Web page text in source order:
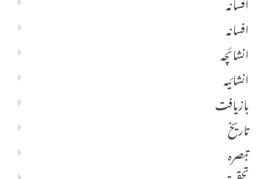
افسانہ
انشائچہ
انشائیہ
بازیافت
تاریخ
تبصرہ